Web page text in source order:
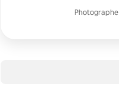
Photographe